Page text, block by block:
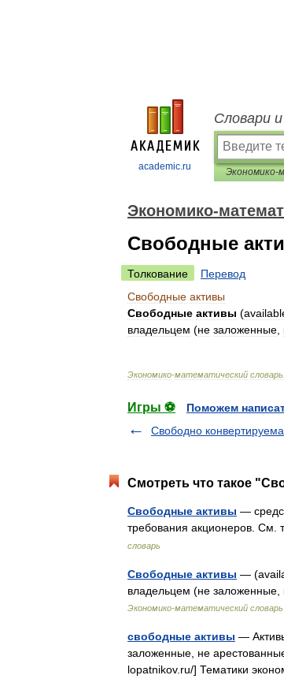
academic.ru
Словари
Экономико-
Свободные
Толкование
Перевод
Свободные активы
Свободные активы (
владельцем (не заложенные
Экономико-математический
Игры ⚽
Поможем
Свободно
Смотреть что такое
Свободные активы —
требования акционеров.
словарь
Свободные активы —
владельцем (не заложенные,
Экономико-математический словарь
свободные активы —
заложенные, не
lopatnikov.ru/] Тематики